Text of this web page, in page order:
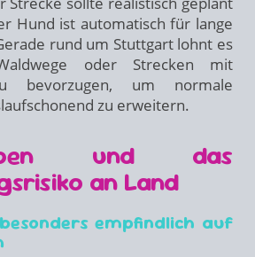
Hund ist automatisch für lange
rund um Stuttgart lohnt es
oder Strecken mit
bevorzugen, um normale
zu erweitern.
und das
an Land
empfindlich auf